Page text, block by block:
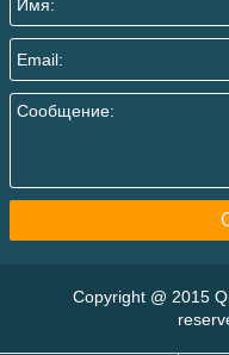
Copyright @ 2015